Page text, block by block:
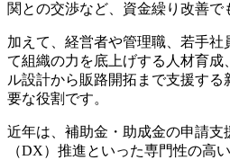
関との交渉など、資金繰り改善で
加えて、経営者や管理職、若手社
て組織の力を底上げする人材育
ル設計から販路開拓まで支援す
要な役割です。
近年は、補助金・助成金の申請
（DX）推進といった専門性の高